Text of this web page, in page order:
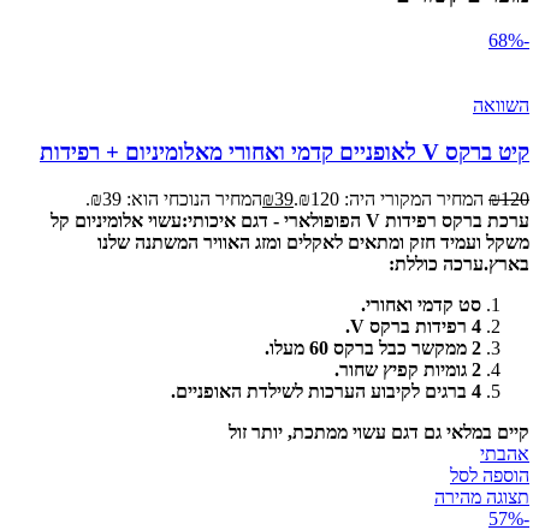
-68%
השוואה
קיט ברקס V לאופניים קדמי ואחורי מאלומיניום + רפידות
₪120 המחיר המקורי היה: ₪120. ₪39
המחיר הנוכחי הוא: ₪39.
ערכת ברקס רפידות V הפופולארי - דגם איכותי:
עשוי אלומיניום קל
משקל ועמיד חזק ומתאים לאקלים ומזג האוויר המשתנה שלנו
בארץ.ערכה כוללת:
סט קדמי ואחורי.
4 רפידות ברקס V.
2 ממקשר כבל ברקס 60 מעלו.
2 גומיות קפיץ שחור.
4 ברגים לקיבוע הערכות לשילדת האופניים.
קיים במלאי גם דגם עשוי ממתכת, יותר זול
אהבתי
הוספה לסל
תצוגה מהירה
-57%